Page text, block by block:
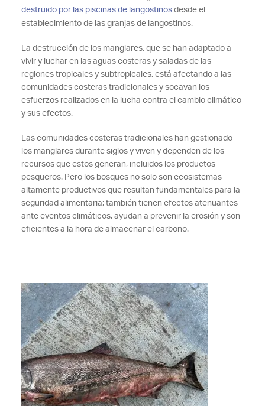
destruido por las piscinas de langostinosdesde el
establecimiento de las granjas de langostinos.
La destrucción de los manglares, que se han adaptado a
vivir y luchar en las aguas costeras y saladas de las
regiones tropicales y subtropicales, está afectando a las
comunidades costeras tradicionales y socavan los
esfuerzos realizados en la lucha contra el cambio climático
y sus efectos.
Las comunidades costeras tradicionales han gestionado
los manglares durante siglos y viven y dependen de los
recursos que estos generan, incluidos los productos
pesqueros. Pero los bosques no solo son ecosistemas
altamente productivos que resultan fundamentales para la
seguridad alimentaria; también tienen efectos atenuantes
ante eventos climáticos, ayudan a prevenir la erosión y son
eficientes a la hora de almacenar el carbono.